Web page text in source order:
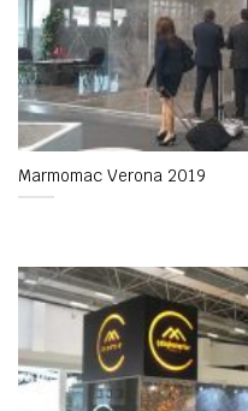
Marmomac Verona 2019